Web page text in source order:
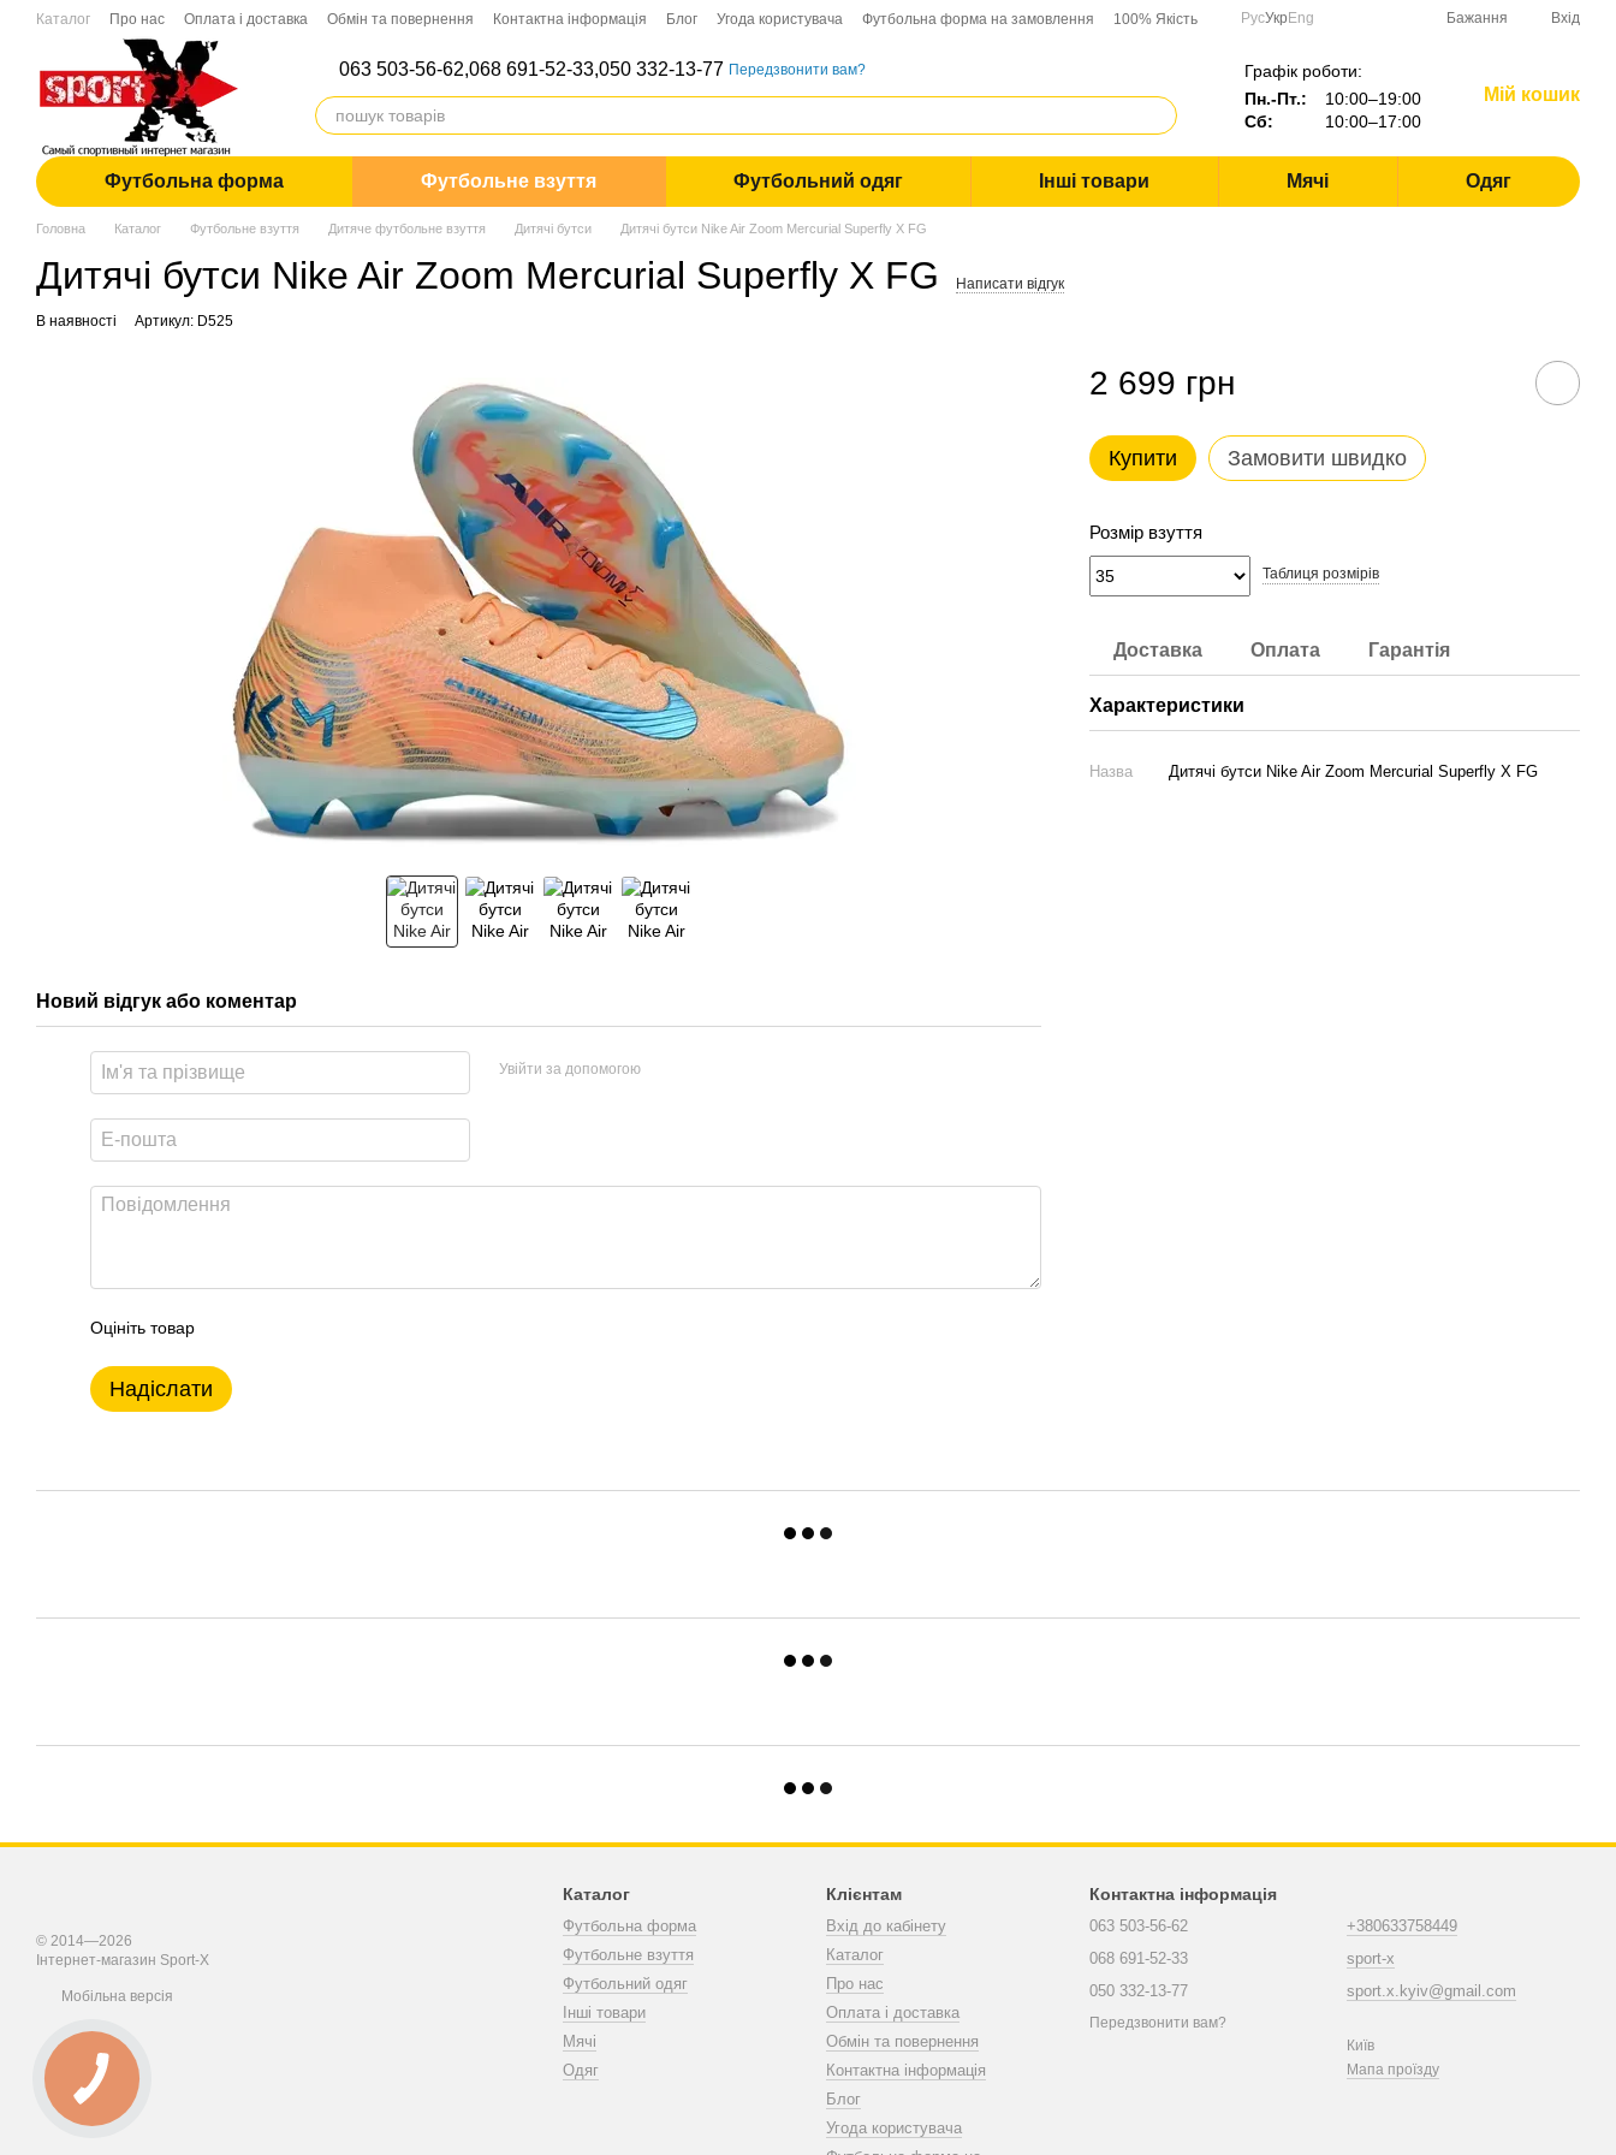
Перейти до основного контенту
Каталог Про нас Оплата і доставка Обмін та повернення Контактна інформація Блог Угода користувача Футбольна форма на замовлення 100% Якість РусУкр Eng Бажання Вхід
063 503-56-62,068 691-52-33,050 332-13-77 Передзвонити вам?
Графік роботи:
Пн.-Пт.:
10:00–19:00
Сб:
10:00–17:00
Мій кошик
Футбольна форма Футбольне взуття Футбольний одяг Інші товари Мячі Одяг
Головна Каталог Футбольне взуття Дитяче футбольне взуття Дитячі бутси Дитячі бутси Nike Air Zoom Mercurial Superfly X FG
Дитячі бутси Nike Air Zoom Mercurial Superfly X FG Написати відгук
В наявності Артикул: D525
Новий відгук або коментар
Увійти за допомогою
Оцініть товар
Надіслати
2 699 грн
Купити Замовити швидко
Розмір взуття
Таблиця розмірів
Доставка Оплата Гарантія
Характеристики
Назва Дитячі бутси Nike Air Zoom Mercurial Superfly X FG
© 2014—2026
Інтернет-магазин Sport-X
Мобільна версія
Каталог
Футбольна форма
Футбольне взуття
Футбольний одяг
Інші товари
Мячі
Одяг
Клієнтам
Вхід до кабінету
Каталог
Про нас
Оплата і доставка
Обмін та повернення
Контактна інформація
Блог
Угода користувача
Контактна інформація
063 503-56-62
068 691-52-33
050 332-13-77
Передзвонити вам?
+380633758449
sport-x
sport.x.kyiv@gmail.com
Київ
Мапа проїзду